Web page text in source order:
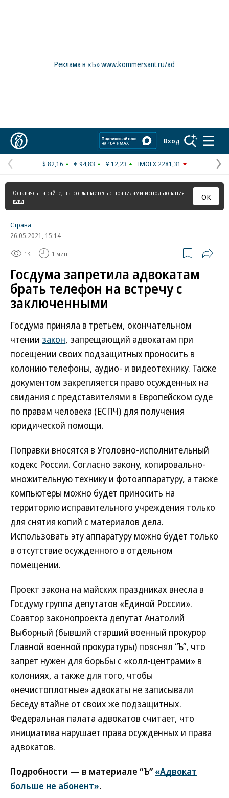
Реклама в «Ъ» www.kommersant.ru/ad
Вход
Предыдущая
страница
$ 82,16 € 94,83 ¥ 12,23 IMOEX 2281,31
Оставаясь на сайте, вы соглашаетесь с правилами использования
куки
ОК
Страна
26.05.2021, 15:14
1K 1 мин.
Госдума запретила адвокатам
брать телефон на встречу с
заключенными
Госдума приняла в третьем, окончательном
чтении закон, запрещающий адвокатам при
посещении своих подзащитных проносить в
колонию телефоны, аудио- и видеотехнику. Также
документом закрепляется право осужденных на
свидания с представителями в Европейском суде
по правам человека (ЕСПЧ) для получения
юридической помощи.
Поправки вносятся в Уголовно-исполнительный
кодекс России. Согласно закону, копировально-
множительную технику и фотоаппаратуру, а также
компьютеры можно будет приносить на
территорию исправительного учреждения только
для снятия копий с материалов дела.
Использовать эту аппаратуру можно будет только
в отсутствие осужденного в отдельном
помещении.
Проект закона на майских праздниках внесла в
Госдуму группа депутатов «Единой России».
Соавтор законопроекта депутат Анатолий
Выборный (бывший старший военный прокурор
Главной военной прокуратуры) пояснял “Ъ”, что
запрет нужен для борьбы с «колл-центрами» в
колониях, а также для того, чтобы
«нечистоплотные» адвокаты не записывали
беседу втайне от своих же подзащитных.
Федеральная палата адвокатов считает, что
инициатива нарушает права осужденных и права
адвокатов.
Подробности — в материале “Ъ” «Адвокат
больше не абонент».